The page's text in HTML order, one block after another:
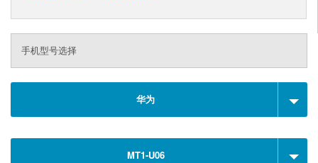
手机型号选择
华为
MT1-U06